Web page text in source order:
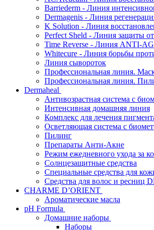
Barriederm - Линия
Dermagenis - Линия
K Solution - Линия
Perfect Sheld - Линия защиты
Time Reverse - Линия ANTI-
Whitecure - Линия борьбы
Линия сывороток
Профессиональная линия.
Профессиональная линия.
Dermaheal
Антивозрастная система с
Интенсивная домашняя линия
Комплекс для лечения
Осветляющая система с
Пилинг
Препараты Анти-Акне
Режим ежедневного ухода за
Солнцезащитные средства
Специальные средства для
Средства для волос и ресниц
CHARME D’ORIENT
Ароматические масла
pH Formula
Домашние наборы
Наборы